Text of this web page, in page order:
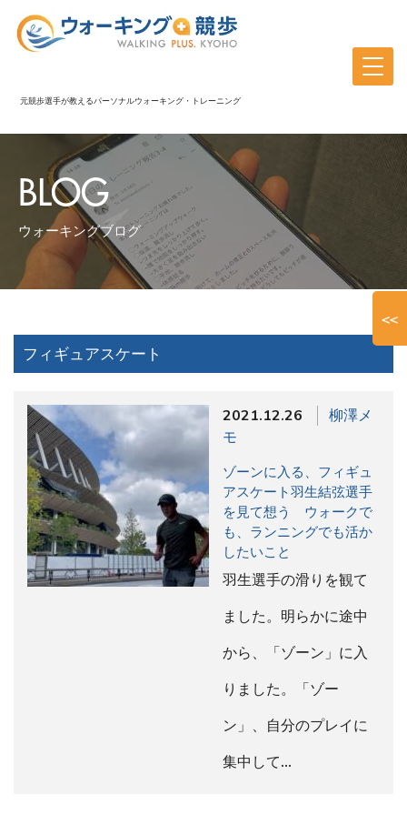
元競歩選手が教えるパーソナルウォーキング・トレーニング
BLOG
ウォーキングブログ
フィギュアスケート
2021.12.26
柳澤メ
モ
ゾーンに入る、フィギュ
アスケート羽生結弦選手
を見て想う ウォークで
も、ランニングでも活か
したいこと
羽生選手の滑りを観て
ました。明らかに途中
から、「ゾーン」に入
りました。「ゾー
ン」、自分のプレイに
集中して…
<<